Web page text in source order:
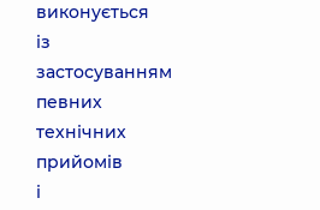
виконується
із
застосуванням
певних
технічних
прийомів
і